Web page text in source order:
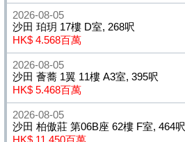
2026-08-05
沙田 珀玥 17樓 D室, 268呎
HK$ 4.568百萬
2026-08-05
沙田 薈蕎 1翼 11樓 A3室, 395呎
HK$ 5.468百萬
2026-08-05
沙田 柏傲莊 第06B座 62樓 F室, 464呎
HK$ 11.450百萬